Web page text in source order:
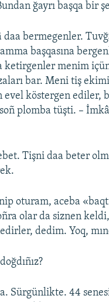
ğayrı başqa bir
daa bermegenler.
başqasına
ketirgenler menim
bar. Meni tiş
evel köstergen ediler,
plomba tüşti. –
Tişni daa beter
oturam, aceba
olar da siznen
dedim. Yoq,
Sürgünlikte. 44